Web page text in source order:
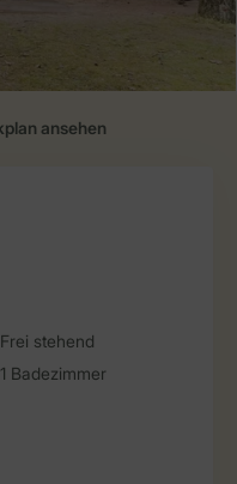
Frei stehend
1 Badezimmer